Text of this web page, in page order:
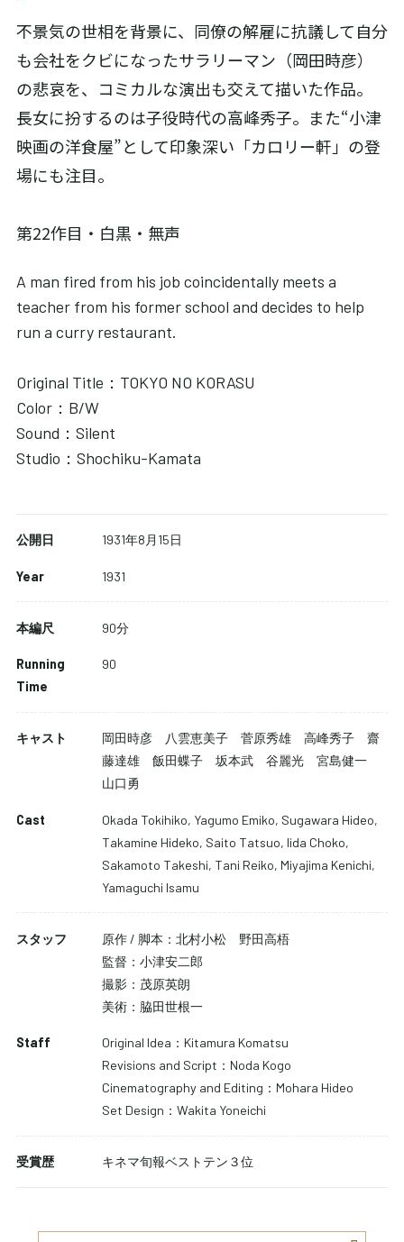
配信で視聴する
DVDを購入する
DVD-BOXを購入する
不景気の世相を背景に、同僚の解雇に抗議して自分
も会社をクビになったサラリーマン（岡田時彦）
の悲哀を、コミカルな演出も交えて描いた作品。
長女に扮するのは子役時代の高峰秀子。また“小津
映画の洋食屋”として印象深い「カロリー軒」の登
場にも注目。
第22作目・白黒・無声
A man fired from his job coincidentally meets a
teacher from his former school and decides to help
run a curry restaurant.
Original Title：TOKYO NO KORASU
Color：B/W
Sound：Silent
Studio：Shochiku-Kamata
公開日 1931年8月15日
Year 1931
本編尺 90分
Running
Time
90
キャスト
岡田時彦 八雲恵美子 菅原秀雄 高峰秀子 齋
藤達雄 飯田蝶子 坂本武 谷麗光 宮島健一
山口勇
Cast
Okada Tokihiko, Yagumo Emiko, Sugawara Hideo,
Takamine Hideko, Saito Tatsuo, Iida Choko,
Sakamoto Takeshi, Tani Reiko, Miyajima Kenichi,
Yamaguchi Isamu
スタッフ
原作 / 脚本：北村小松 野田高梧
監督：小津安二郎
撮影：茂原英朗
美術：脇田世根一
Staff
Original Idea：Kitamura Komatsu
Revisions and Script：Noda Kogo
Cinematography and Editing：Mohara Hideo
Set Design：Wakita Yoneichi
受賞歴 キネマ旬報ベストテン３位